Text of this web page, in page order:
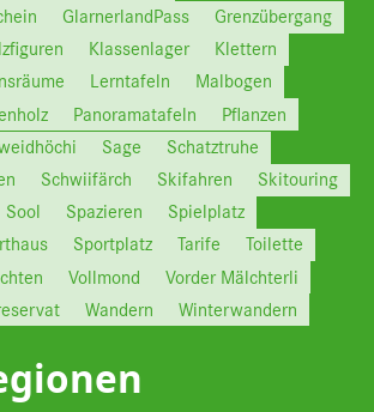
GlarnerlandPass
Grenzübergang
Klassenlager
Klettern
Lerntafeln
Malbogen
Panoramatafeln
Pflanzen
Sage
Schatztruhe
Schwiifärch Skifahren
Skitouring
Sool Spazieren
Spielplatz
Sportplatz Tarife
Toilette
Vollmond
Vorder Mälchterli
Wandern Winterwandern